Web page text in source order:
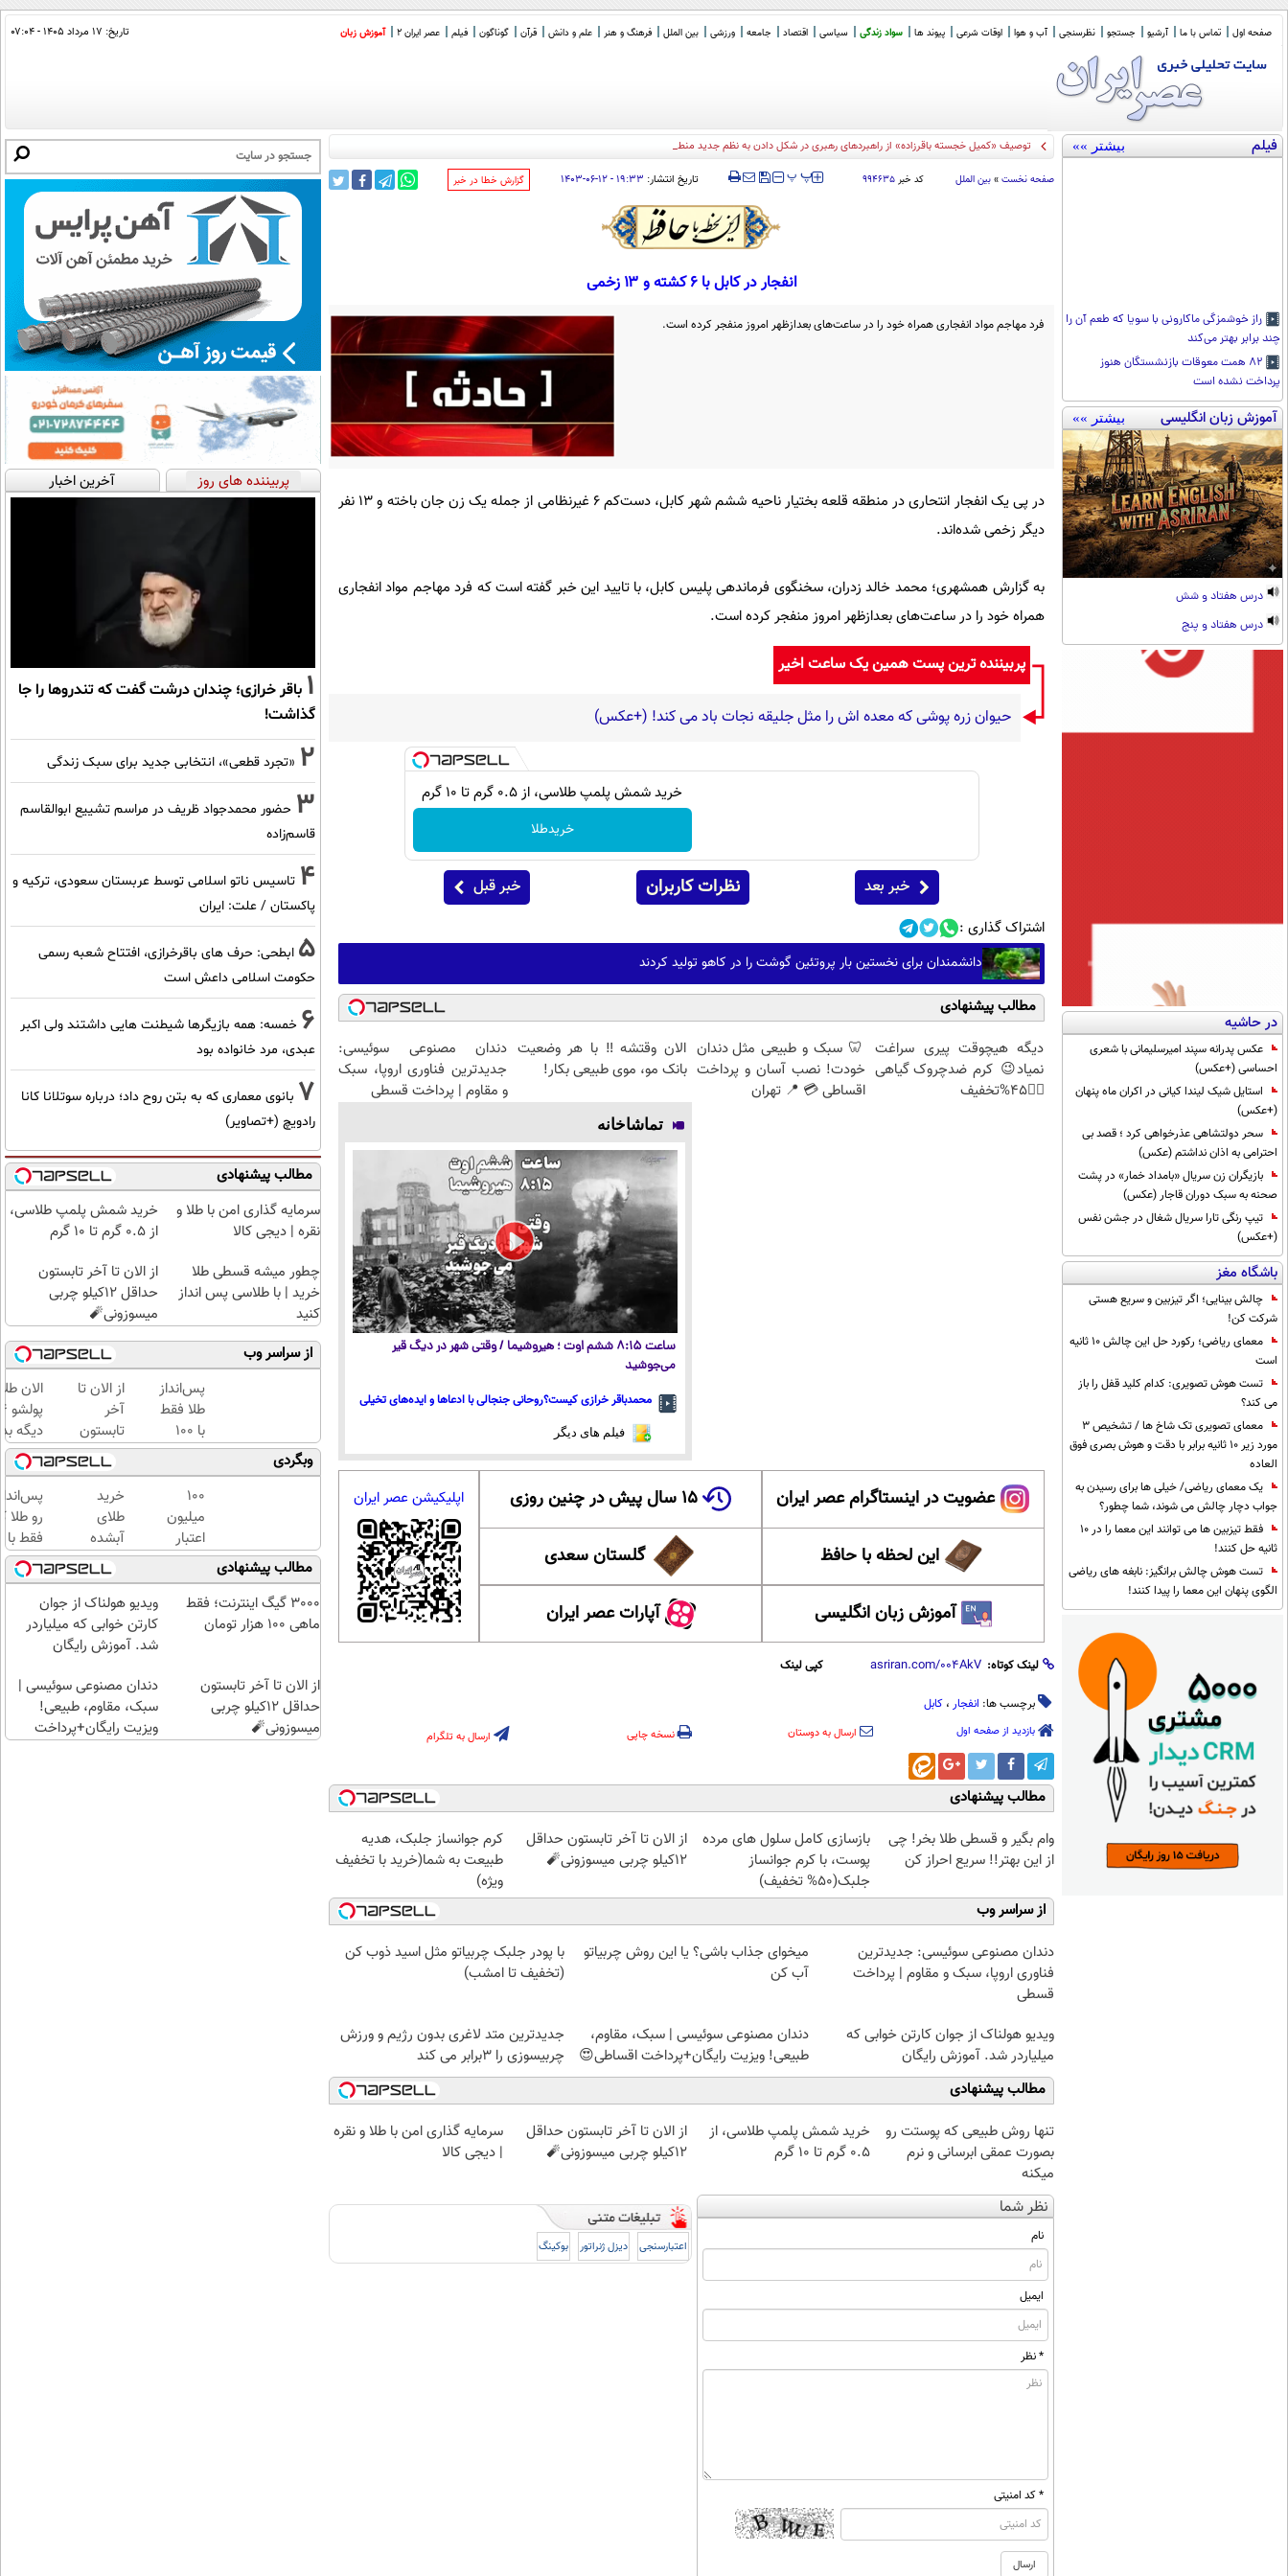
صفحه اول تماس با ما آرشیو جستجو نظرسنجی آب و هوا اوقات شرعی پیوند ها سواد زندگی سیاسی اقتصاد جامعه ورزشی بین الملل فرهنگ و هنر علم و دانش قرآن گوناگون فیلم عصر ایران 2 آموزش زبان تاریخ: ۱۷ مرداد ۱۴۰۵ - ۰۷:۰۴
فیلم بیشتر »»
راز خوشمزگی ماکارونی با سویا که طعم آن را
چند برابر بهتر می‌کند
۸۲ همت معوقات بازنشستگان هنوز
پرداخت نشده است
آموزش زبان انگلیسی بیشتر »»
درس هفتاد و شش
درس هفتاد و پنج
در حاشیه
عکس پدرانه سپند امیرسلیمانی با شعری
احساسی (+عکس)
استایل شیک لیندا کیانی در اکران ماه پنهان
(+عکس)
سحر دولتشاهی عذرخواهی کرد ؛ قصد بی
احترامی به اذان نداشتم (عکس)
بازیگران زن سریال «بامداد خمار» در پشت
صحنه به سبک دوران قاجار (عکس)
تیپ رنگی تارا سریال شغال در جشن نفس
(+عکس)
باشگاه مغز
چالش بینایی؛ اگر تیزبین و سریع هستی
شرکت کن!
معمای ریاضی؛ رکورد حل این چالش 10 ثانیه
است
تست هوش تصویری: کدام کلید قفل را باز
می کند؟
معمای تصویری تک شاخ ها / تشخیص 3
مورد زیر 10 ثانیه برابر با دقت و هوش بصری فوق
العاده
یک معمای ریاضی/ خیلی ها برای رسیدن به
جواب دچار چالش می شوند، شما چطور؟
فقط تیزبین ها می توانند این معما را در 10
ثانیه حل کنند!
تست هوش چالش برانگیز: نابغه های ریاضی
الگوی پنهان این معما را پیدا کنند!
توصیف «کمیل خجسته باقرزاده» از راهبردهای رهبری در شکل دادن به نظم جدید منطقه
صفحه نخست » بین الملل کد خبر ۹۹۴۶۳۵ ‍‍‍ پ پ تاریخ انتشار: ۱۹:۳۳ - ۱۲-۰۶-۱۴۰۳ ‌گزارش خطا در خبر
انفجار در کابل با ۶ کشته و ۱۳ زخمی
فرد مهاجم مواد انفجاری همراه خود را در ساعت‌های بعدازظهر امروز منفجر کرده است.
در پی یک انفجار انتحاری در منطقه قلعه بختیار ناحیه ششم شهر کابل، دست‌کم ۶ غیرنظامی از جمله یک زن جان باخته و ۱۳ نفر
دیگر زخمی شده‌اند.
به گزارش همشهری؛ محمد خالد زدران، سخنگوی فرماندهی پلیس کابل، با تایید این خبر گفته است که فرد مهاجم مواد انفجاری
همراه خود را در ساعت‌های بعدازظهر امروز منفجر کرده است.
پربیننده ترین پست همین یک ساعت اخیر
حیوان زره پوشی که معده اش را مثل جلیقه نجات باد می کند! (+عکس)
خرید شمش پلمپ طلاسی، از ۰.۵ گرم تا ۱۰ گرم
خریدطلا
خبر بعد نظرات کاربران خبر قبل
اشتراک گذاری :
دانشمندان برای نخستین بار پروتئین گوشت را در کاهو تولید کردند
مطالب پیشنهادی
دیگه هیچوقت پیری سراغت
نمیاد😉 کرم ضدچروک گیاهی
👈🏻45%تخفیف
🦷 سبک و طبیعی مثل دندان
خودت! نصب آسان و پرداخت
اقساطی 💳 📍 تهران
الان وقتشه‼️ با هر وضعیت
بانک مو، موی طبیعی بکار!
دندان مصنوعی سوئیسی:
جدیدترین فناوری اروپا، سبک
و مقاوم | پرداخت قسطی
تماشاخانه
ساعت ۸:۱۵ ششم اوت ؛ هیروشیما / وقتی شهر در دیگ قیر
می‌جوشید
محمدباقر خرازی کیست؟روحانی جنجالی با ادعاها و ایده‌های تخیلی
فیلم های دیگر
عضویت در اینستاگرام عصر ایران ۱۵ سال پیش در چنین روزی
این لحظه با حافظ گلستان سعدی
آموزش زبان انگلیسی آپارات عصر ایران
اپلیکیشن عصر ایران
لینک کوتاه: کپی لینک
برچسب ها: انفجار ، کابل
بازدید از صفحه اول ارسال به دوستان نسخه چاپی ارسال به تلگرام
مطالب پیشنهادی
وام بگیر و قسطی طلا بخر! چی
از این بهتر!! سریع احراز کن
بازسازی کامل سلول های مرده
پوست، با کرم جوانساز
جلبک(50% تخفیف)
از الان تا آخر تابستون حداقل
12کیلو چربی میسوزونی🧨
کرم جوانساز جلبک، هدیه
طبیعت به شما(خرید با تخفیف
ویژه)
از سراسر وب
دندان مصنوعی سوئیسی: جدیدترین
فناوری اروپا، سبک و مقاوم | پرداخت
قسطی
میخوای جذاب باشی؟ یا این روش چربیاتو
آب کن
با پودر جلبک چربیاتو مثل اسید ذوب کن
(تخفیف تا امشب)
ویدیو هولناک از جوان کارتن خوابی که
میلیاردر شد. آموزش رایگان
دندان مصنوعی سوئیسی | سبک، مقاوم،
طبیعی! ویزیت رایگان+پرداخت اقساطی😍
جدیدترین متد لاغری بدون رژیم و ورزش
چربیسوزی را 3برابر می کند
مطالب پیشنهادی
تنها روش طبیعی که پوستت رو
بصورت عمقی ابرسانی و نرم
میکنه
خرید شمش پلمپ طلاسی، از
۰.۵ گرم تا ۱۰ گرم
از الان تا آخر تابستون حداقل
12کیلو چربی میسوزونی🧨
سرمایه گذاری امن با طلا و نقره
| دیجی کالا
نظر شما
نام
ایمیل
* نظر
* کد امنیتی
اعتبارسنجی دیزل ژنراتور بوکینگ
پربیننده های روز آخرین اخبار
1 باقر خرازی؛ چندان درشت گفت که تندروها را جا
گذاشت!
2 «تجرد قطعی»، انتخابی جدید برای سبک زندگی
3 حضور محمدجواد ظریف در مراسم تشییع ابوالقاسم
قاسم‌زاده
4 تاسیس ناتو اسلامی توسط عربستان سعودی، ترکیه و
پاکستان / علت: ایران
5 ابطحی: حرف های باقرخرازی، افتتاح شعبه رسمی
حکومت اسلامی داعش است
6 خمسه: همه بازیگرها شیطنت هایی داشتند ولی اکبر
عبدی، مرد خانواده بود
7 بانوی معماری که به بتن روح داد؛ درباره سوتلانا کانا
رادویچ (+تصاویر)
مطالب پیشنهادی
سرمایه گذاری امن با طلا و
نقره | دیجی کالا
خرید شمش پلمپ طلاسی،
از ۰.۵ گرم تا ۱۰ گرم
چطور میشه قسطی طلا
خرید | با طلاسی پس انداز
کنید
از الان تا آخر تابستون
حداقل 12کیلو چربی
میسوزونی🧨
از سراسر وب
پس‌انداز
طلا فقط
با ۱۰۰
هزارتومان
(امن و
راحت)
از الان تا
آخر
تابستون
حداقل
12کیلو
چربی
میسوزونی
🧨
الان
دیگه
طلا با
بی‌بهره
وبگردی
100
میلیون
اعتبار
خرید
طلای
آب
شده
خرید
طلای
آبشده
حتی با
۱۰۰هزارتومان
رو طلا
فقط با
کلیک با
مبلغ...
مطالب پیشنهادی
3000 گیگ اینترنت؛ فقط
ماهی 100 هزار تومان
ویدیو هولناک از جوان
کارتن خوابی که میلیاردر
شد. آموزش رایگان
از الان تا آخر تابستون
حداقل 12کیلو چربی
میسوزونی🧨
دندان مصنوعی سوئیسی |
سبک، مقاوم، طبیعی!
ویزیت رایگان+پرداخت